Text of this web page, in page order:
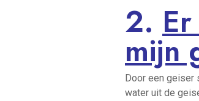
2.
mijn
Door een geiser
water uit de